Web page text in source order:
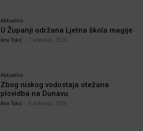
Aktualno
U Županji održana Ljetna škola magije
Ana Tokić 7 kolovoza, 2026
Aktualno
Zbog niskog vodostaja otežana
plovidba na Dunavu
Ana Tokić 6 kolovoza, 2026